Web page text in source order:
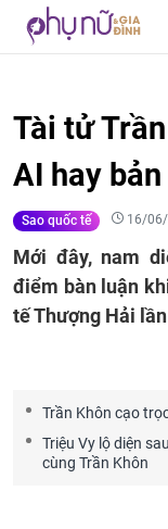
Tài tử
AI hay
Sao quốc tế 16/06/
Mới đây, nam
điểm bàn luận
tế Thượng Hải
Trần Khôn cạo
Triệu Vy lộ diện
cùng Trần Khôn